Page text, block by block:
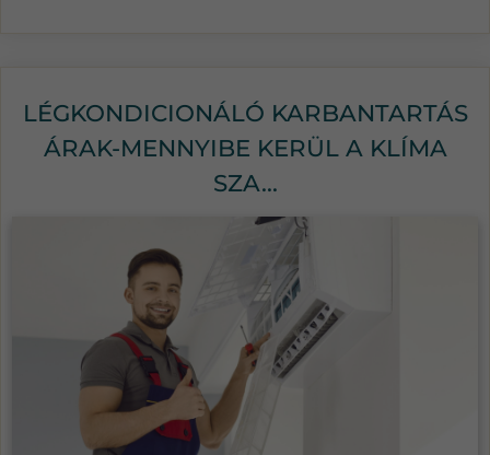
LÉGKONDICIONÁLÓ KARBANTARTÁS
ÁRAK-MENNYIBE KERÜL A KLÍMA
SZA...